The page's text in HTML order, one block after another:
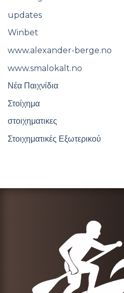
updates
Winbet
www.alexander-berge.no
www.smalokalt.no
Νέα Παιχνίδια
Στοίχημα
στοιχηματικες
Στοιχηματικές Εξωτερικού